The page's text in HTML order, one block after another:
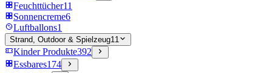
Feuchttücher11
Sonnencreme6
Luftballons1
Strand, Outdoor & Spielzeug11
Kinder Produkte392
Essbares174